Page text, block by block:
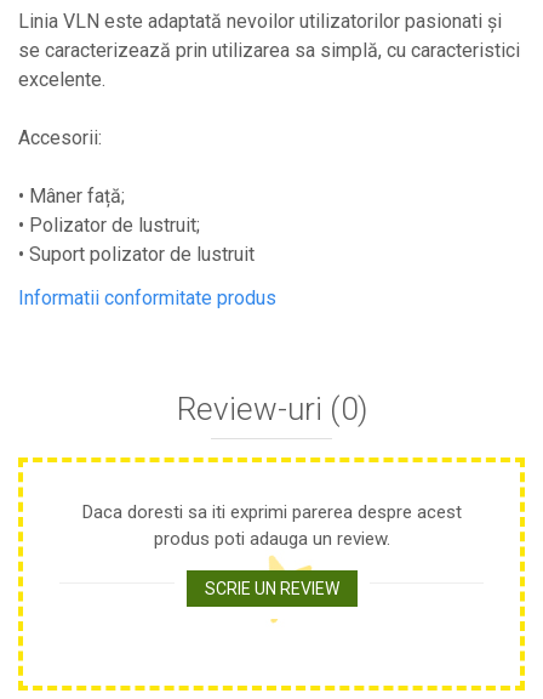
Sarma moale neagra pentru fierari si
dulgheri; sarma zincata; sarma ghimpata
Plase din polietilena
Plase umbrire
Plase anti pasari
Plase pentru castraveti
Mobilier PVC
Mobilier PVC pentru grădină
Garduri Și Porți Rezidențiale
Porti
Articole De Consum Industrie
Lacuri Si Vopsele
Produse decorative
Produse pentru constructii
Aparate Pneumatice
Pistoale de vopsit
Linia VLN este adaptată nevoilor utilizatorilor pasionati și
se caracterizează prin utilizarea sa simplă, cu caracteristici
excelente.
Accesorii:
• Mâner față;
• Polizator de lustruit;
• Suport polizator de lustruit
Informatii conformitate produs
Review-uri (0)
Daca doresti sa iti exprimi parerea despre acest
produs poti adauga un review.
SCRIE UN REVIEW